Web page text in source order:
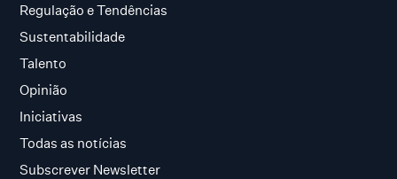
Regulação e Tendências
Sustentabilidade
Talento
Opinião
Iniciativas
Todas as notícias
Subscrever Newsletter